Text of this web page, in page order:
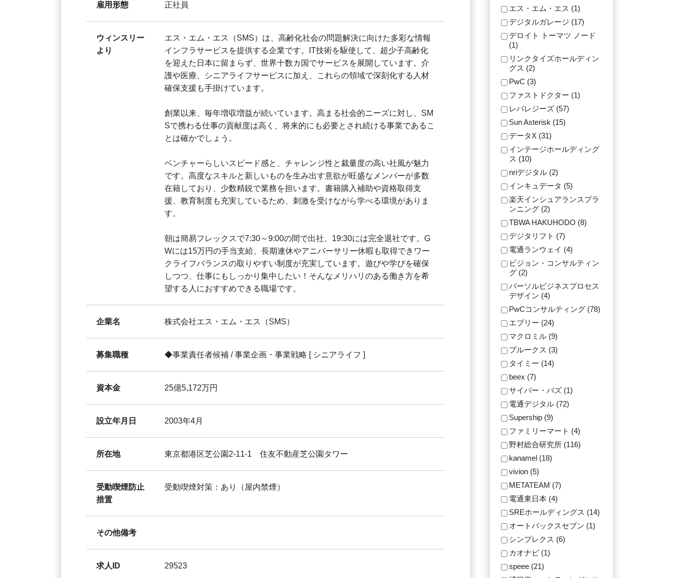
雇用形態 正社員
ウィンスリー
より
エス・エム・エス（SMS）は、高齢化社会の問題解決に向けた多彩な情報
インフラサービスを提供する企業です。IT技術を駆使して、超少子高齢化
を迎えた日本に留まらず、世界十数カ国でサービスを展開しています。介
護や医療、シニアライフサービスに加え、これらの領域で深刻化する人材
確保支援も手掛けています。
創業以来、毎年増収増益が続いています。高まる社会的ニーズに対し、SM
Sで携わる仕事の貢献度は高く、将来的にも必要とされ続ける事業であるこ
とは確かでしょう。
ベンチャーらしいスピード感と、チャレンジ性と裁量度の高い社風が魅力
です。高度なスキルと新しいものを生み出す意欲が旺盛なメンバーが多数
在籍しており、少数精鋭で業務を担います。書籍購入補助や資格取得支
援、教育制度も充実しているため、刺激を受けながら学べる環境がありま
す。
朝は簡易フレックスで7:30～9:00の間で出社、19:30には完全退社です。G
Wには15万円の手当支給、長期連休やアニバーサリー休暇も取得できワー
クライフバランスの取りやすい制度が充実しています。遊びや学びを確保
しつつ、仕事にもしっかり集中したい！そんなメリハリのある働き方を希
望する人におすすめできる職場です。
企業名 株式会社エス・エム・エス（SMS）
募集職種 ◆事業責任者候補 / 事業企画・事業戦略 [ シニアライフ ]
資本金 25億5,172万円
設立年月日 2003年4月
所在地 東京都港区芝公園2-11-1 住友不動産芝公園タワー
受動喫煙防止
措置
受動喫煙対策：あり（屋内禁煙）
その他備考
求人ID 29523
エス・エム・エス (1)
デジタルガレージ (17)
デロイト トーマツ ノード
(1)
リンクタイズホールディン
グス (2)
PwC (3)
ファストドクター (1)
レバレジーズ (57)
Sun Asterisk (15)
データX (31)
インテージホールディング
ス (10)
nriデジタル (2)
インキュデータ (5)
楽天インシュアランスプラ
ンニング (2)
TBWA HAKUHODO (8)
デジタリフト (7)
電通ランウェイ (4)
ビジョン・コンサルティン
グ (2)
パーソルビジネスプロセス
デザイン (4)
PwCコンサルティング (78)
エブリー (24)
マクロミル (9)
プルークス (3)
タイミー (14)
beex (7)
サイバー・バズ (1)
電通デジタル (72)
Supership (9)
ファミリーマート (4)
野村総合研究所 (116)
kanamel (18)
vivion (5)
METATEAM (7)
電通東日本 (4)
SREホールディングス (14)
オートバックスセブン (1)
シンプレクス (6)
カオナビ (1)
speee (21)